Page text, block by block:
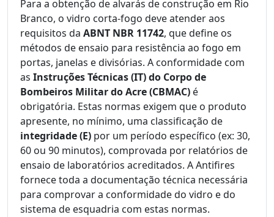
Para a obtenção de alvarás de construção em Rio
Branco, o vidro corta-fogo deve atender aos
requisitos da ABNT NBR 11742, que define os
métodos de ensaio para resistência ao fogo em
portas, janelas e divisórias. A conformidade com
as Instruções Técnicas (IT) do Corpo de
Bombeiros Militar do Acre (CBMAC) é
obrigatória. Estas normas exigem que o produto
apresente, no mínimo, uma classificação de
integridade (E) por um período específico (ex: 30,
60 ou 90 minutos), comprovada por relatórios de
ensaio de laboratórios acreditados. A Antifires
fornece toda a documentação técnica necessária
para comprovar a conformidade do vidro e do
sistema de esquadria com estas normas.